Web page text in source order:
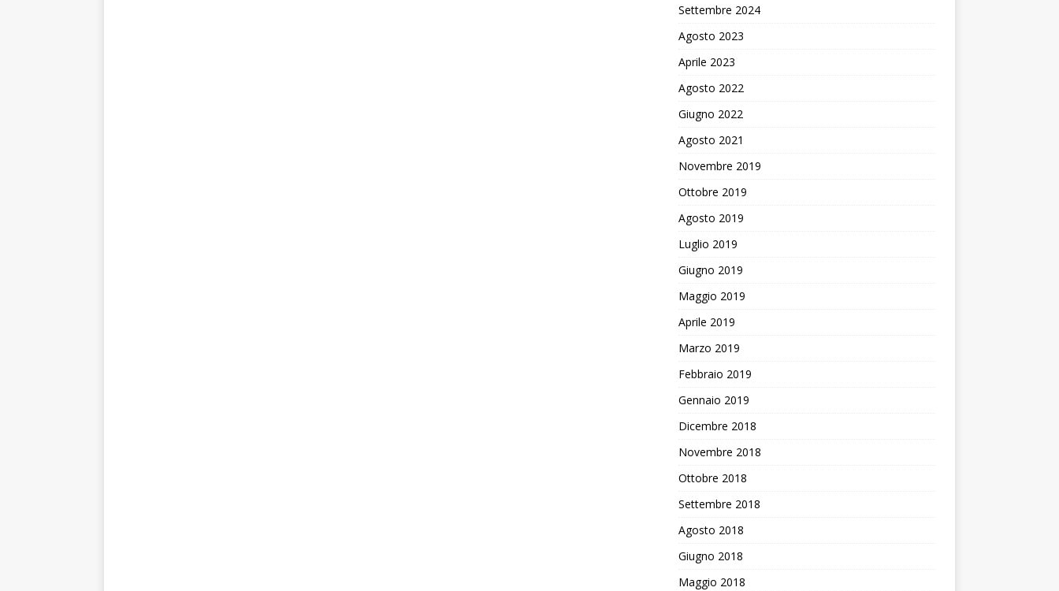
Settembre 2024
Agosto 2023
Aprile 2023
Agosto 2022
Giugno 2022
Agosto 2021
Novembre 2019
Ottobre 2019
Agosto 2019
Luglio 2019
Giugno 2019
Maggio 2019
Aprile 2019
Marzo 2019
Febbraio 2019
Gennaio 2019
Dicembre 2018
Novembre 2018
Ottobre 2018
Settembre 2018
Agosto 2018
Giugno 2018
Maggio 2018